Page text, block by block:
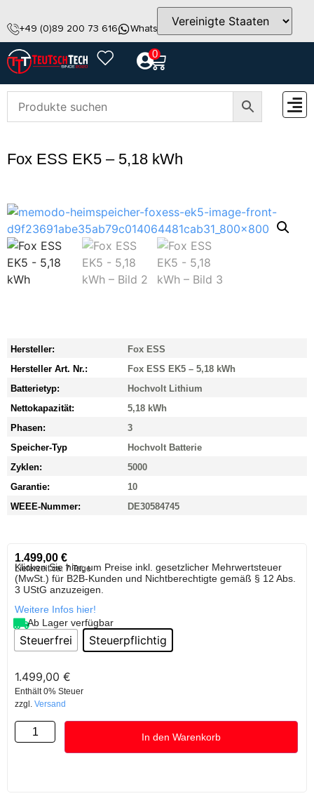
+49 (0)89 200 73 616 WhatsApp info@teutschtech.com
0
Fox ESS EK5 – 5,18 kWh
Hersteller:
Fox ESS
Hersteller Art. Nr.:
Fox ESS EK5 – 5,18 kWh
Batterietyp:
Hochvolt Lithium
Nettokapazität:
5,18 kWh
Phasen:
3
Speicher-Typ
Hochvolt Batterie
Zyklen:
5000
Garantie:
10
WEEE-Nummer:
DE30584745
1.499,00 €
Lieferzeit:ca. 7 Tage
Klicken Sie hier, um Preise inkl. gesetzlicher Mehrwertsteuer
(MwSt.) für B2B-Kunden und Nichtberechtigte gemäß § 12 Abs.
3 UStG anzuzeigen.
Weitere Infos hier!
Ab Lager verfügbar
Steuerfrei Steuerpflichtig
1.499,00 €
Enthält 0% Steuer
zzgl. Versand
In den Warenkorb